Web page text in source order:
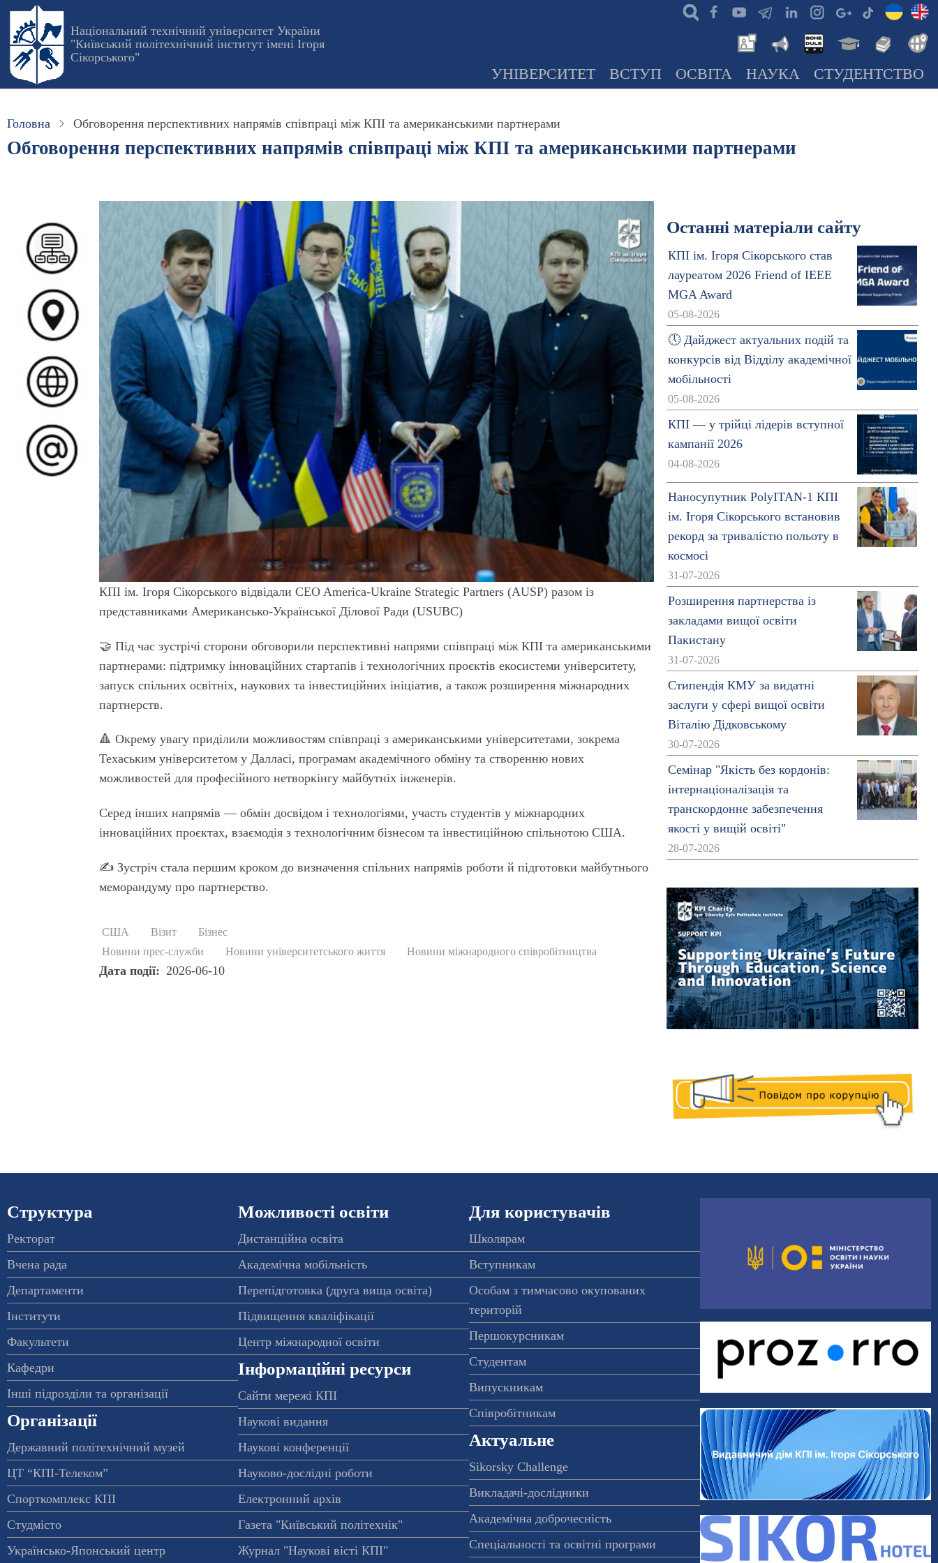
Перейти
основного
вмісту
Національний технічний університет України
"Київський політехнічний інститут імені Ігоря
Сікорського"
УНІВЕРСИТЕТ ВСТУП ОСВІТА НАУКА СТУДЕНТСТВО
Головна Обговорення перспективних напрямів співпраці між КПІ та американськими партнерами
Обговорення перспективних напрямів співпраці між КПІ та американськими партнерами
КПІ ім. Ігоря Сікорського відвідали CEO America-Ukraine Strategic Partners (AUSP) разом із
представниками Американсько-Української Ділової Ради (USUBC)
🤝 Під час зустрічі сторони обговорили перспективні напрями співпраці між КПІ та американськими
партнерами: підтримку інноваційних стартапів і технологічних проєктів екосистеми університету,
запуск спільних освітніх, наукових та інвестиційних ініціатив, а також розширення міжнародних
партнерств.
🔺 Окрему увагу приділили можливостям співпраці з американськими університетами, зокрема
Техаським університетом у Далласі, програмам академічного обміну та створенню нових
можливостей для професійного нетворкінгу майбутніх інженерів.
Серед інших напрямів — обмін досвідом і технологіями, участь студентів у міжнародних
інноваційних проєктах, взаємодія з технологічним бізнесом та інвестиційною спільнотою США.
✍️ Зустріч стала першим кроком до визначення спільних напрямів роботи й підготовки майбутнього
меморандуму про партнерство.
США Візит
Бізнес
Новини прес-служби
Новини університетського життя Новини міжнародного співробітництва
Дата події 2026-06-10
Останні матеріали сайту
КПІ ім. Ігоря Сікорського став
лауреатом 2026 Friend of IEEE
MGA Award
05-08-2026
🕔 Дайджест актуальних подій та
конкурсів від Відділу академічної
мобільності
05-08-2026
КПІ — у трійці лідерів вступної
кампанії 2026
04-08-2026
Наносупутник PolyITAN-1 КПІ
ім. Ігоря Сікорського встановив
рекорд за тривалістю польоту в
космосі
31-07-2026
Розширення партнерства із
закладами вищої освіти
Пакистану
31-07-2026
Стипендія КМУ за видатні
заслуги у сфері вищої освіти
Віталію Дідковському
30-07-2026
Семінар "Якість без кордонів:
інтернаціоналізація та
транскордонне забезпечення
якості у вищій освіті"
28-07-2026
Структура
Ректорат
Вчена рада
Департаменти
Інститути
Факультети
Кафедри
Інші підрозділи та організації
Організації
Державний політехнічний музей
ЦТ “КПІ-Телеком”
Спорткомплекс КПІ
Студмісто
Українсько-Японський центр
Можливості освіти
Дистанційна освіта
Академічна мобільність
Перепідготовка (друга вища освіта)
Підвищення кваліфікації
Центр міжнародної освіти
Інформаційні ресурси
Сайти мережі КПІ
Наукові видання
Наукові конференції
Науково-дослідні роботи
Електронний архів
Газета "Київський політехнік"
Журнал "Наукові вісті КПІ"
Для користувачів
Школярам
Вступникам
Особам з тимчасово окупованих
територій
Першокурсникам
Студентам
Випускникам
Співробітникам
Актуальне
Sikorsky Challenge
Викладачі-дослідники
Академічна доброчесність
Спеціальності та освітні програми